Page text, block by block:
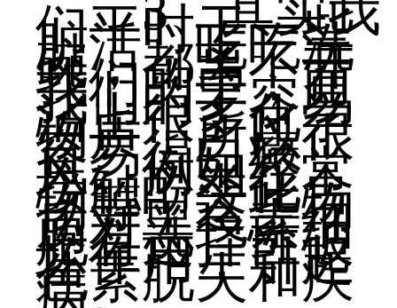
3、其实我
们平时干一些
脏活，吃吃洗
碗，都离不开
我们的手，而
我们的手容易
沾上很多化学
物质，所以很
容易得白癜
风。例如经常
接触酚类化合
物等，这些物
质对黑色素细
胞有选择性破
坏作用，引起
色素脱失和疾
病。